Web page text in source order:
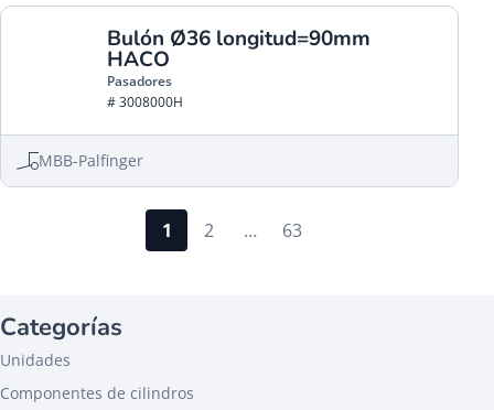
Bulón Ø36 longitud=90mm
HACO
Pasadores
# 3008000H
MBB-Palfinger
1 2 … 63
Categorías
Unidades
Componentes de cilindros